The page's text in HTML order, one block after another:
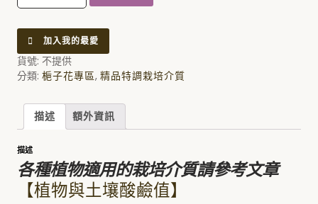
加入我的最愛
貨號: 不提供
分類: 梔子花專區, 精品特調栽培介質
描述 額外資訊
描述
各種植物適用的栽培介質請參考文章
【植物與土壤酸鹼值】